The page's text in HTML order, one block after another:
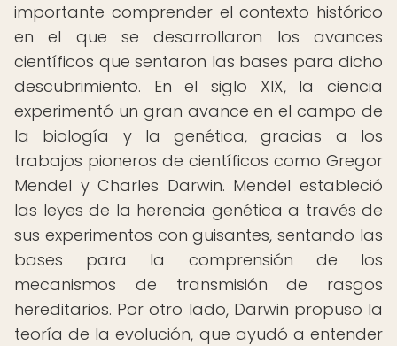
importante comprender el contexto histórico
en el que se desarrollaron los avances
científicos que sentaron las bases para dicho
descubrimiento. En el siglo XIX, la ciencia
experimentó un gran avance en el campo de
la biología y la genética, gracias a los
trabajos pioneros de científicos como Gregor
Mendel y Charles Darwin. Mendel estableció
las leyes de la herencia genética a través de
sus experimentos con guisantes, sentando las
bases para la comprensión de los
mecanismos de transmisión de rasgos
hereditarios. Por otro lado, Darwin propuso la
teoría de la evolución, que ayudó a entender